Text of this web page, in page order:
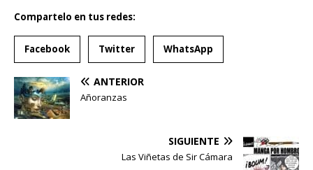
Compartelo en tus redes:
Facebook Twitter WhatsApp
ANTERIOR
Añoranzas
SIGUIENTE
Las Viñetas de Sir Cámara